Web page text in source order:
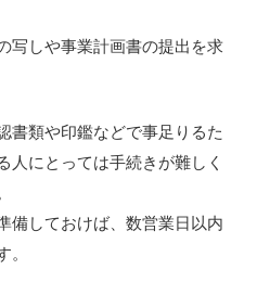
写しや事業計画書の提出を求
書類や印鑑などで事足りるた
人にとっては手続きが難しく
備しておけば、数営業日以内